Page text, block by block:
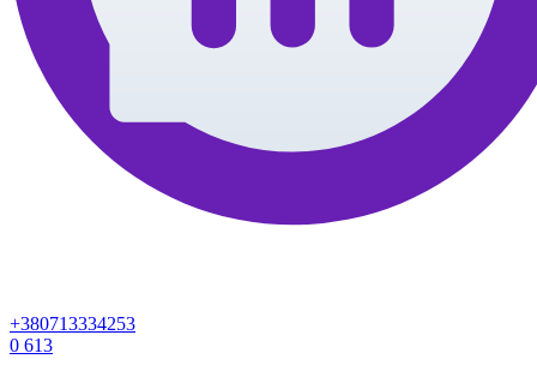
+380713334253
0 613